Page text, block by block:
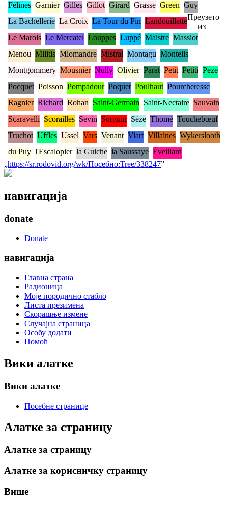
Félines Garnier Gilles Gillot Girard Grasse Green Guy
La Bachellerie La Croix La Tour du Pin Landouillette
Le Marois Le Mercatel Louppes Luppé Maistre Massiot
Menou Militis Miomandre Mistral Montagu Montelis
Montgommery Mousnier Nully Olivier Parat Petit Petiti Peze
Pocquet Poisson Pompadour Poquet Poulhaut Pourcheresse
Ragnier Richard Rohan Saint-Germain Saint-Nectaire Sauvain
Scaravelli Scorailles Sevin Sorguin Sèze Thomé Touchebœuf
Truchot Uffles Ussel Vars Venant Viart Villaines Wykerslooth
du Puy l'Escalopier la Guiche la Saussaye Éveillard
Преузето
из
„https://sr.rodovid.org/wk/Посебно:Tree/338247”
навигација
donate
Donate
навигација
Главна страна
Радионица
Моје породично стабло
Листа презимена
Скорашње измене
Случајна страница
Особу додати
Помоћ
Вики алатке
Вики алатке
Посебне странице
Алатке за страницу
Алатке за страницу
Алатке за корисничку страницу
Више